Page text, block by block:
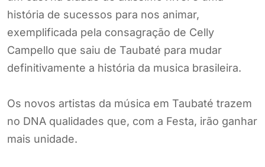
história de sucessos para nos animar,
exemplificada pela consagração de Celly
Campello que saiu de Taubaté para mudar
definitivamente a história da musica brasileira.
Os novos artistas da música em Taubaté trazem
no DNA qualidades que, com a Festa, irão ganhar
mais unidade.